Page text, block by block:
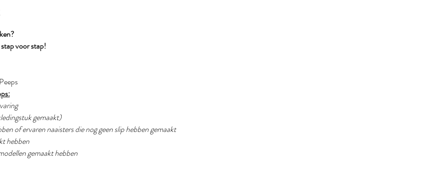
voor stap!
gemaakt)
of ervaren naaisters die nog geen slip hebben gemaakt
hebben
gemaakt hebben